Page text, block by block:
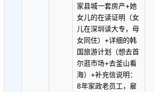
家县城一套房产+她
女儿的在读证明（女
儿在深圳读大专，母
女同住）+详细的韩
国旅游计划（想去首
尔逛市场+去釜山看
海）+补充信说明：
8年家政老员工，雇